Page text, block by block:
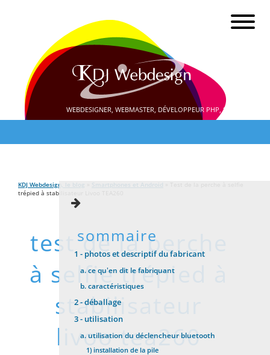
WEBDESIGNER, WEBMASTER, DÉVELOPPEUR PHP, SEO
KDJ Webdesign, le blog Smartphones et Android
trépied à stabilisateur Livoo TEA260
test de la perche
à selfie trépied à
stabilisateur
livoo tea260
sommaire
1 - photos et descriptif du fabricant
a.ce qu'en dit le fabriquant
b.caractéristiques
2 -déballage
3 - utilisation
a.utilisation du déclencheur bluetooth
1) installation de la pile